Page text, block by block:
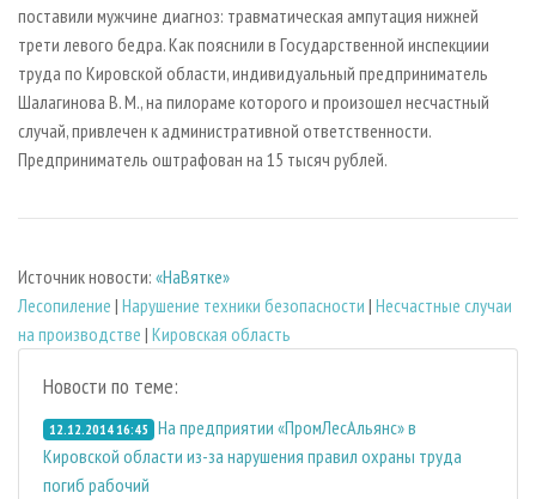
поставили мужчине диагноз: травматическая ампутация нижней
трети левого бедра. Как пояснили в Государственной инспекциии
труда по Кировской области, индивидуальный предприниматель
Шалагинова В. М., на пилораме которого и произошел несчастный
случай, привлечен к административной ответственности.
Предприниматель оштрафован на 15 тысяч рублей.
Источник новости: «НаВятке»
Лесопиление | Нарушение техники безопасности | Несчастные случаи
на производстве | Кировская область
Новости по теме:
12.12.2014 16:45 На предприятии «ПромЛесАльянс» в
Кировской области из-за нарушения правил охраны труда
погиб рабочий